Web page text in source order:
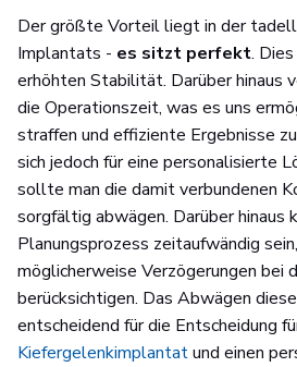
Der größte Vorteil liegt in der
Implantats - es sitzt perfekt.
erhöhten Stabilität. Darüber hinaus
die Operationszeit, was es uns
straffen und effiziente Ergebnisse
sich jedoch für eine personalisierte
sollte man die damit verbundenen
sorgfältig abwägen. Darüber hinaus
Planungsprozess zeitaufwändig
möglicherweise Verzögerungen bei
berücksichtigen. Das Abwägen
entscheidend für die Entscheidung
Kiefergelenkimplantatund einen